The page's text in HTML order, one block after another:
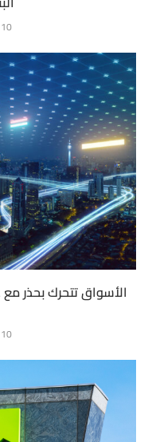
10 أغسطس، 2026
الأسواق تتحرك بحذر
10 أغسطس، 2026